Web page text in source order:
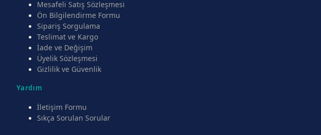
Mesafeli Satış Sözleşmesi
Ön Bilgilendirme Formu
Sipariş Sorgulama
Teslimat ve Kargo
İade ve Değişim
Üyelik Sözleşmesi
Gizlilik ve Güvenlik
Yardım
İletişim Formu
Sıkça Sorulan Sorular